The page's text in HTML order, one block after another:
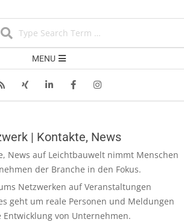
MENU
| Kontakte, News
News auf Leichtbauwelt nimmt Menschen
der Branche in den Fokus.
Netzwerken auf Veranstaltungen
geht um reale Personen und Meldungen
Entwicklung von Unternehmen.